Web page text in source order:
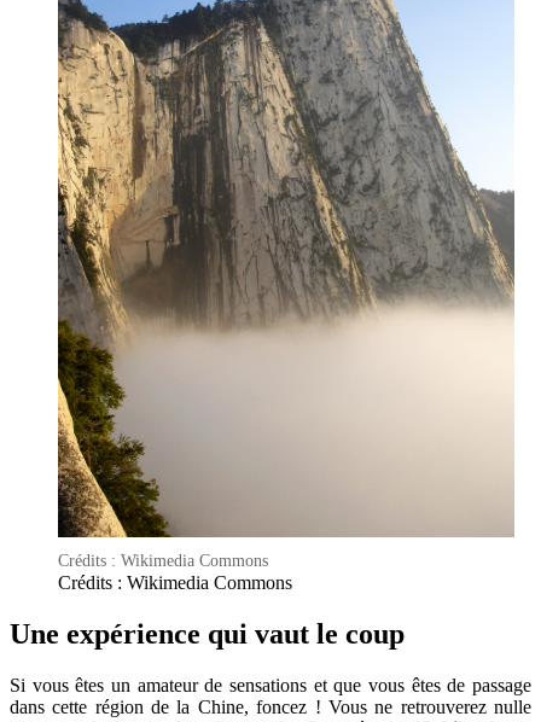
Crédits : Wikimedia Commons
Crédits : Wikimedia Commons
Une expérience qui vaut le coup
Si vous êtes un amateur de sensations et que vous êtes de passage
dans cette région de la Chine, foncez ! Vous ne retrouverez nulle